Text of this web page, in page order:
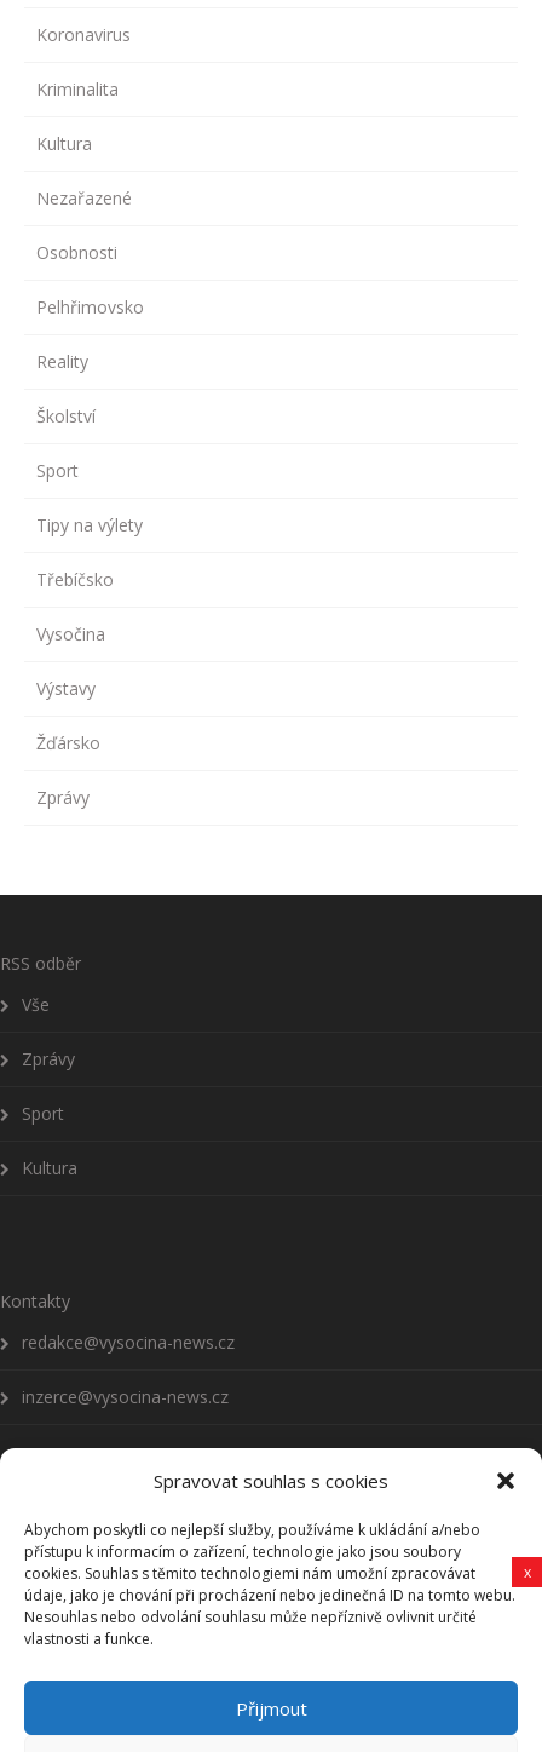
Spravovat souhlas s cookies
Abychom poskytli co nejlepší služby, používáme k ukládání a/nebo
přístupu k informacím o zařízení, technologie jako jsou soubory
cookies. Souhlas s těmito technologiemi nám umožní zpracovávat
údaje, jako je chování při procházení nebo jedinečná ID na tomto webu.
Nesouhlas nebo odvolání souhlasu může nepříznivě ovlivnit určité
vlastnosti a funkce.
Přijmout
Koronavirus
Kriminalita
Kultura
Nezařazené
Osobnosti
Pelhřimovsko
Reality
Školství
Sport
Tipy na výlety
Třebíčsko
Vysočina
Výstavy
Žďársko
Zprávy
RSS odběr
Vše
Zprávy
Sport
Kultura
Kontakty
redakce@vysocina-news.cz
inzerce@vysocina-news.cz
Přihlásit se k odběru novinek
Všeobecné podmínky
Vysočina-news.cz
Zpravodajství z Vysočiny
x